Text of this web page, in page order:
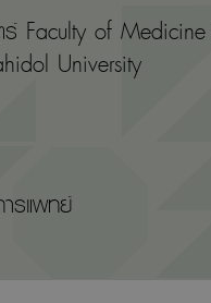
ร์ Faculty of
University
รแพทย์